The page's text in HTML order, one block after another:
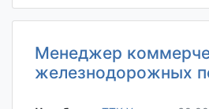
Менеджер
железнодорожных